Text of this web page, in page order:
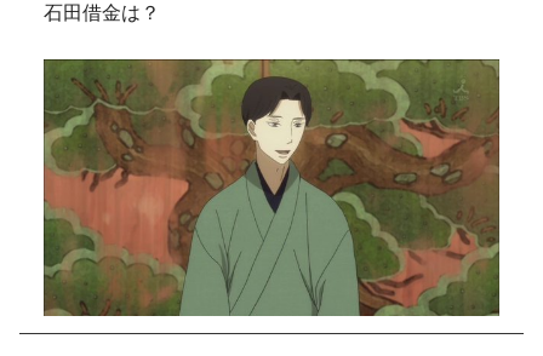
石田借金は？